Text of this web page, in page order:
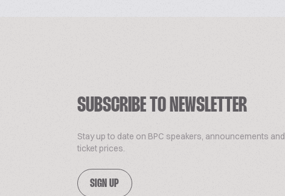
SUBSCRIBE TO NEWSLETTER
Stay up to date on BPC speakers, announcements and
ticket prices.
SIGN UP